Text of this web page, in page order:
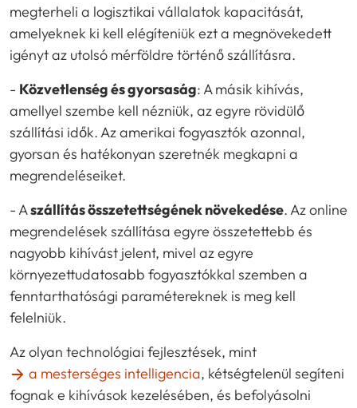
megterheli a logisztikai vállalatok kapacitását,
amelyeknek ki kell elégíteniük ezt a megnövekedett
igényt az utolsó mérföldre történő szállításra.
- Közvetlenség és gyorsaság: A másik kihívás,
amellyel szembe kell nézniük, az egyre rövidülő
szállítási idők. Az amerikai fogyasztók azonnal,
gyorsan és hatékonyan szeretnék megkapni a
megrendeléseiket.
- Aszállítás összetettségének növekedése. Az online
megrendelések szállítása egyre összetettebb és
nagyobb kihívást jelent, mivel az egyre
környezettudatosabb fogyasztókkal szemben a
fenntarthatósági paramétereknek is meg kell
felelniük.
Az olyan technológiai fejlesztések, mint
a mesterséges intelligencia, kétségtelenül segíteni
fognak e kihívások kezelésében, és befolyásolni